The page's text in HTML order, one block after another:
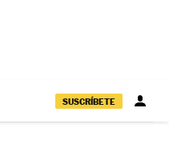
SUSCRÍBETE